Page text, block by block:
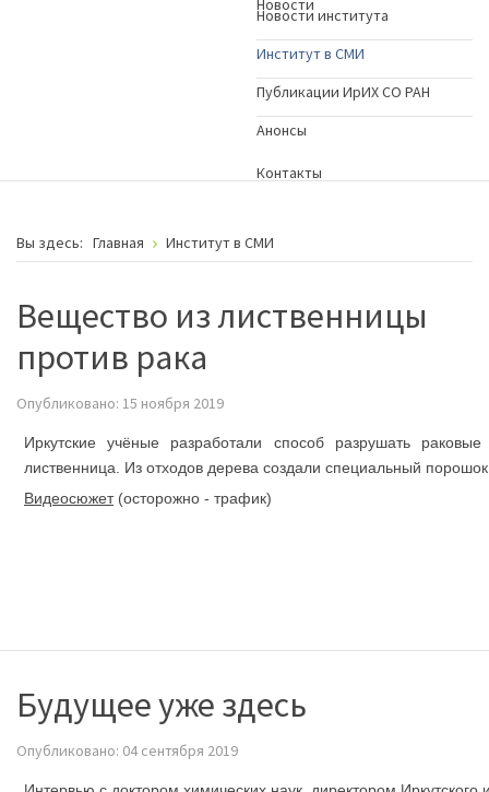
Новости
Новости института
Институт в СМИ
Публикации ИрИХ СО РАН
Анонсы
Контакты
Вы здесь: Главная Институт в СМИ
Вещество из лиственницы
против рака
Опубликовано: 15 ноября 2019
Иркутские учёные разработали способ разрушать
лиственница. Из отходов дерева создали специальный
Видеосюжет(осторожно - трафик)
Будущее уже здесь
Опубликовано: 04 сентября 2019